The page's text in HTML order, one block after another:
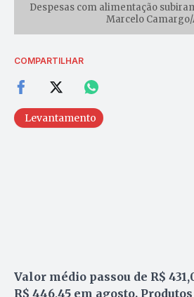
Despesas com alimentação
Marcelo Camargo/
COMPARTILHAR
Levantamento
Valor médio passou de R$
R$ 446,45 em agosto.